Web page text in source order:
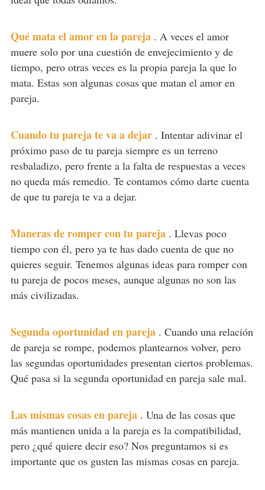
Qué mata el amor en la pareja . A veces el amor
muere solo por una cuestión de envejecimiento y de
tiempo, pero otras veces es la propia pareja la que lo
mata. Estas son algunas cosas que matan el amor en
pareja.
Cuando tu pareja te va a dejar . Intentar adivinar el
próximo paso de tu pareja siempre es un terreno
resbaladizo, pero frente a la falta de respuestas a veces
no queda más remedio. Te contamos cómo darte cuenta
de que tu pareja te va a dejar.
Maneras de romper con tu pareja . Llevas poco
tiempo con él, pero ya te has dado cuenta de que no
quieres seguir. Tenemos algunas ideas para romper con
tu pareja de pocos meses, aunque algunas no son las
más civilizadas.
Segunda oportunidad en pareja . Cuando una relación
de pareja se rompe, podemos plantearnos volver, pero
las segundas oportunidades presentan ciertos problemas.
Qué pasa si la segunda oportunidad en pareja sale mal.
Las mismas cosas en pareja . Una de las cosas que
más mantienen unida a la pareja es la compatibilidad,
pero ¿qué quiere decir eso? Nos preguntamos si es
importante que os gusten las mismas cosas en pareja.